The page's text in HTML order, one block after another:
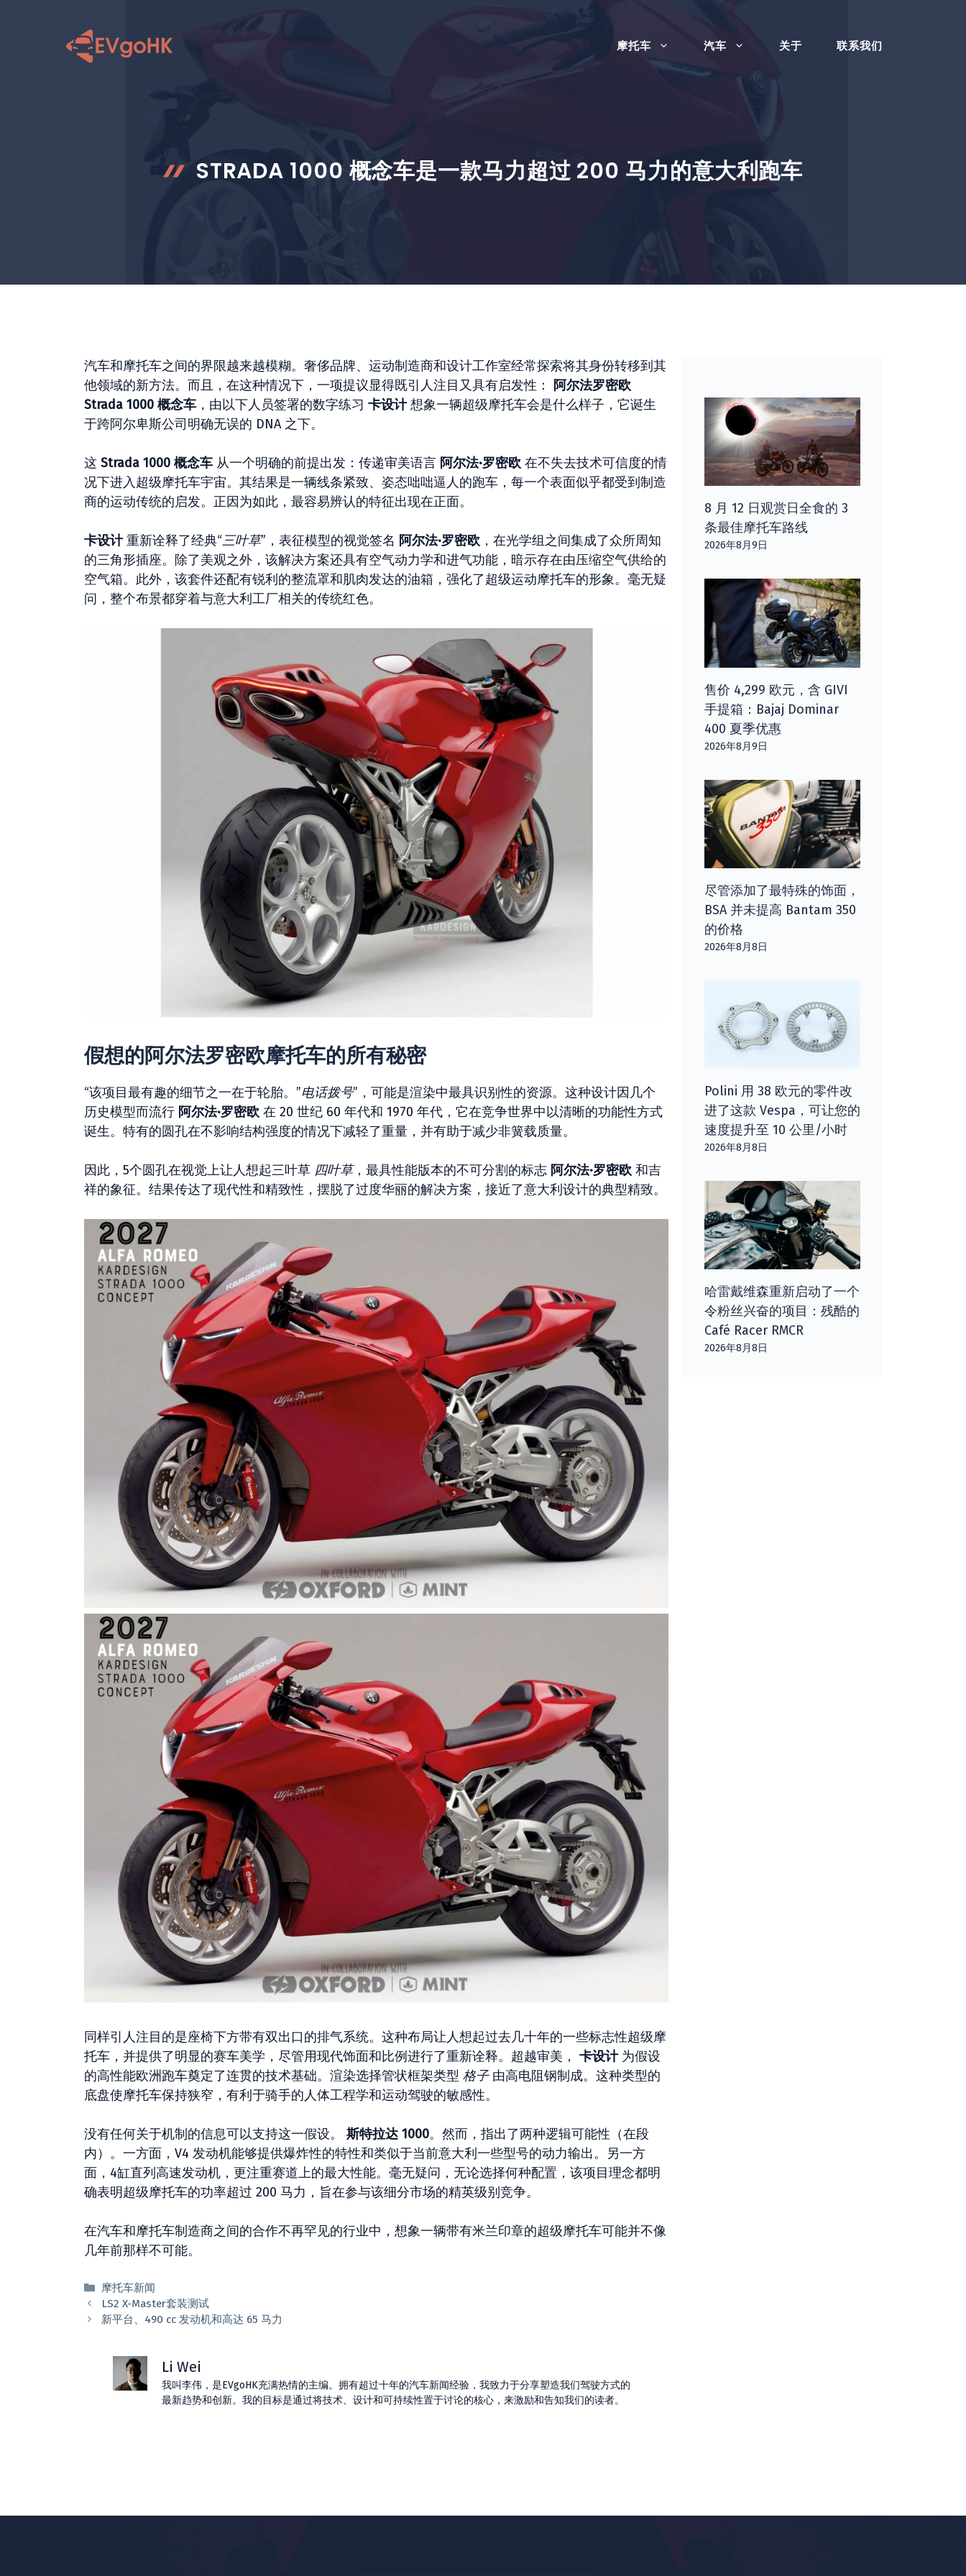
摩托车 汽车 关于 联系我们
STRADA 1000 概念车是一款马力超过 200 马力的意大利跑车
汽车和摩托车之间的界限越来越模糊。奢侈品牌、运动制造商和设计工作室经常探索将其身份转移到其
他领域的新方法。而且，在这种情况下，一项提议显得既引人注目又具有启发性：
阿尔法罗密欧
Strada 1000 概念车 ，由以下人员签署的数字练习 卡设计想象一辆超级摩托车会是什么样子，它诞生
于跨阿尔卑斯公司明确无误的 DNA 之下。
这 Strada 1000 概念车 从一个明确的前提出发：传递审美语言 阿尔法·罗密欧 在不失去技术可信度的情
况下进入超级摩托车宇宙。其结果是一辆线条紧致、姿态咄咄逼人的跑车，每一个表面似乎都受到制造
商的运动传统的启发。正因为如此，最容易辨认的特征出现在正面。
卡设计重新诠释了经典“三叶草”，表征模型的视觉签名 阿尔法·罗密欧 ，在光学组之间集成了众所周知
的三角形插座。除了美观之外，该解决方案还具有空气动力学和进气功能，暗示存在由压缩空气供给的
空气箱。此外，该套件还配有锐利的整流罩和肌肉发达的油箱，强化了超级运动摩托车的形象。毫无疑
问，整个布景都穿着与意大利工厂相关的传统红色。
假想的阿尔法罗密欧摩托车的所有秘密
“该项目最有趣的细节之一在于轮胎。”电话拨号”，可能是渲染中最具识别性的资源。这种设计因几个
历史模型而流行 阿尔法·罗密欧 在 20 世纪 60 年代和 1970 年代，它在竞争世界中以清晰的功能性方式
诞生。特有的圆孔在不影响结构强度的情况下减轻了重量，并有助于减少非簧载质量。
因此，5个圆孔在视觉上让人想起三叶草 四叶草，最具性能版本的不可分割的标志 阿尔法·罗密欧 和吉
祥的象征。结果传达了现代性和精致性，摆脱了过度华丽的解决方案，接近了意大利设计的典型精致。
同样引人注目的是座椅下方带有双出口的排气系统。这种布局让人想起过去几十年的一些标志性超级摩
托车，并提供了明显的赛车美学，尽管用现代饰面和比例进行了重新诠释。超越审美， 卡设计为假设
的高性能欧洲跑车奠定了连贯的技术基础。渲染选择管状框架类型 格子由高电阻钢制成。这种类型的
底盘使摩托车保持狭窄，有利于骑手的人体工程学和运动驾驶的敏感性。
没有任何关于机制的信息可以支持这一假设。 斯特拉达 1000。然而，指出了两种逻辑可能性（在段
内）。一方面，V4 发动机能够提供爆炸性的特性和类似于当前意大利一些型号的动力输出。另一方
面，4缸直列高速发动机，更注重赛道上的最大性能。毫无疑问，无论选择何种配置，该项目理念都明
确表明超级摩托车的功率超过 200 马力，旨在参与该细分市场的精英级别竞争。
在汽车和摩托车制造商之间的合作不再罕见的行业中，想象一辆带有米兰印章的超级摩托车可能并不像
几年前那样不可能。
分
类
摩托车新闻
LS2 X-Master套装测试
新平台、490 cc 发动机和高达 65 马力
Li Wei
我叫李伟，是EVgoHK充满热情的主编。拥有超过十年的汽车新闻经验，我致力于分享塑造我们驾驶方式的
最新趋势和创新。我的目标是通过将技术、设计和可持续性置于讨论的核心，来激励和告知我们的读者。
8 月 12 日观赏日全食的 3
条最佳摩托车路线
2026年8月9日
售价 4,299 欧元，含 GIVI
手提箱：Bajaj Dominar
400 夏季优惠
2026年8月9日
尽管添加了最特殊的饰面，
BSA 并未提高 Bantam 350
的价格
2026年8月8日
Polini 用 38 欧元的零件改
进了这款 Vespa，可让您的
速度提升至 10 公里/小时
2026年8月8日
哈雷戴维森重新启动了一个
令粉丝兴奋的项目：残酷的
Café Racer RMCR
2026年8月8日